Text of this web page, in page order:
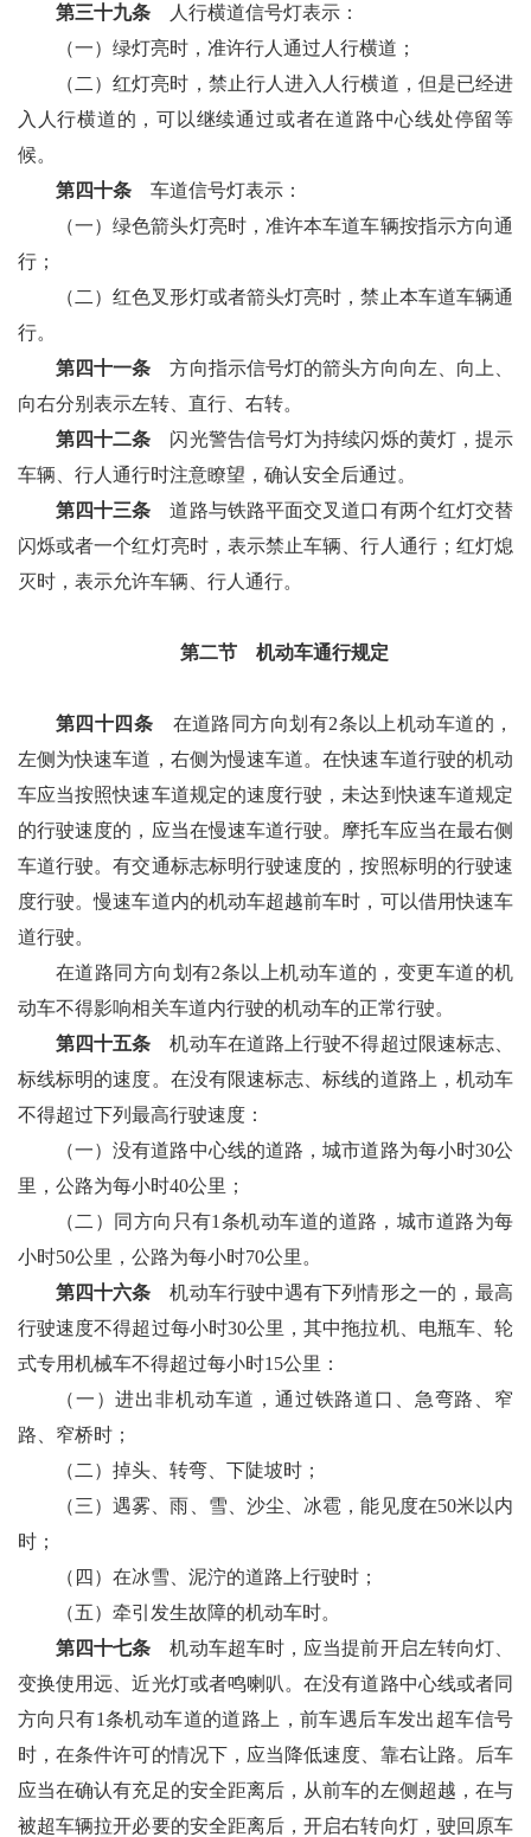
第三十九条人行横道信号灯表示：
（一）绿灯亮时，准许行人通过人行横道；
（二）红灯亮时，禁止行人进入人行横道，但是已经进
入人行横道的，可以继续通过或者在道路中心线处停留等
候。
第四十条车道信号灯表示：
（一）绿色箭头灯亮时，准许本车道车辆按指示方向通
行；
（二）红色叉形灯或者箭头灯亮时，禁止本车道车辆通
行。
第四十一条 方向指示信号灯的箭头方向向左、向上、
向右分别表示左转、直行、右转。
第四十二条 闪光警告信号灯为持续闪烁的黄灯，提示
车辆、行人通行时注意瞭望，确认安全后通过。
第四十三条 道路与铁路平面交叉道口有两个红灯交替
闪烁或者一个红灯亮时，表示禁止车辆、行人通行；红灯熄
灭时，表示允许车辆、行人通行。
第二节 机动车通行规定
第四十四条 在道路同方向划有2条以上机动车道的，
左侧为快速车道，右侧为慢速车道。在快速车道行驶的机动
车应当按照快速车道规定的速度行驶，未达到快速车道规定
的行驶速度的，应当在慢速车道行驶。摩托车应当在最右侧
车道行驶。有交通标志标明行驶速度的，按照标明的行驶速
度行驶。慢速车道内的机动车超越前车时，可以借用快速车
道行驶。
在道路同方向划有2条以上机动车道的，变更车道的机
动车不得影响相关车道内行驶的机动车的正常行驶。
第四十五条 机动车在道路上行驶不得超过限速标志、
标线标明的速度。在没有限速标志、标线的道路上，机动车
不得超过下列最高行驶速度：
（一）没有道路中心线的道路，城市道路为每小时30公
里，公路为每小时40公里；
（二）同方向只有1条机动车道的道路，城市道路为每
小时50公里，公路为每小时70公里。
第四十六条 机动车行驶中遇有下列情形之一的，最高
行驶速度不得超过每小时30公里，其中拖拉机、电瓶车、轮
式专用机械车不得超过每小时15公里：
（一）进出非机动车道，通过铁路道口、急弯路、窄
路、窄桥时；
（二）掉头、转弯、下陡坡时；
（三）遇雾、雨、雪、沙尘、冰雹，能见度在50米以内
时；
（四）在冰雪、泥泞的道路上行驶时；
（五）牵引发生故障的机动车时。
第四十七条 机动车超车时，应当提前开启左转向灯、
变换使用远、近光灯或者鸣喇叭。在没有道路中心线或者同
方向只有1条机动车道的道路上，前车遇后车发出超车信号
时，在条件许可的情况下，应当降低速度、靠右让路。后车
应当在确认有充足的安全距离后，从前车的左侧超越，在与
被超车辆拉开必要的安全距离后，开启右转向灯，驶回原车